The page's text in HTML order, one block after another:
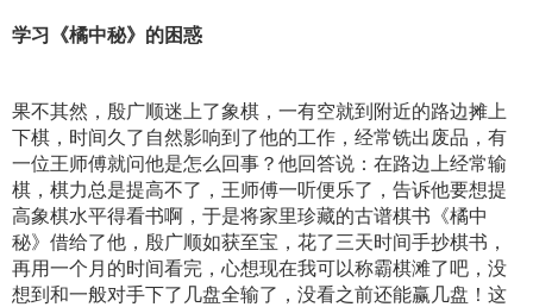
学习《橘中秘》的困惑
果不其然，殷广顺迷上了象棋，一有空就到附近的路边摊上
下棋，时间久了自然影响到了他的工作，经常铣出废品，有
一位王师傅就问他是怎么回事？他回答说：在路边上经常输
棋，棋力总是提高不了，王师傅一听便乐了，告诉他要想提
高象棋水平得看书啊，于是将家里珍藏的古谱棋书《橘中
秘》借给了他，殷广顺如获至宝，花了三天时间手抄棋书，
再用一个月的时间看完，心想现在我可以称霸棋滩了吧，没
想到和一般对手下了几盘全输了，没看之前还能赢几盘！这